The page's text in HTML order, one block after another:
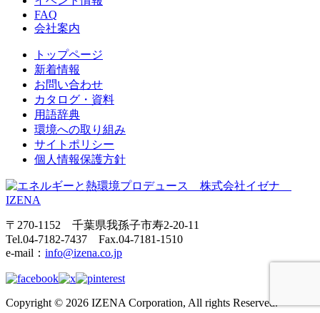
FAQ
会社案内
トップページ
新着情報
お問い合わせ
カタログ・資料
用語辞典
環境への取り組み
サイトポリシー
個人情報保護方針
〒270-1152 千葉県我孫子市寿2-20-11
Tel.04-7182-7437 Fax.04-7181-1510
e-mail： info@izena.co.jp
Copyright © 2026 IZENA Corporation, All rights Reserved.